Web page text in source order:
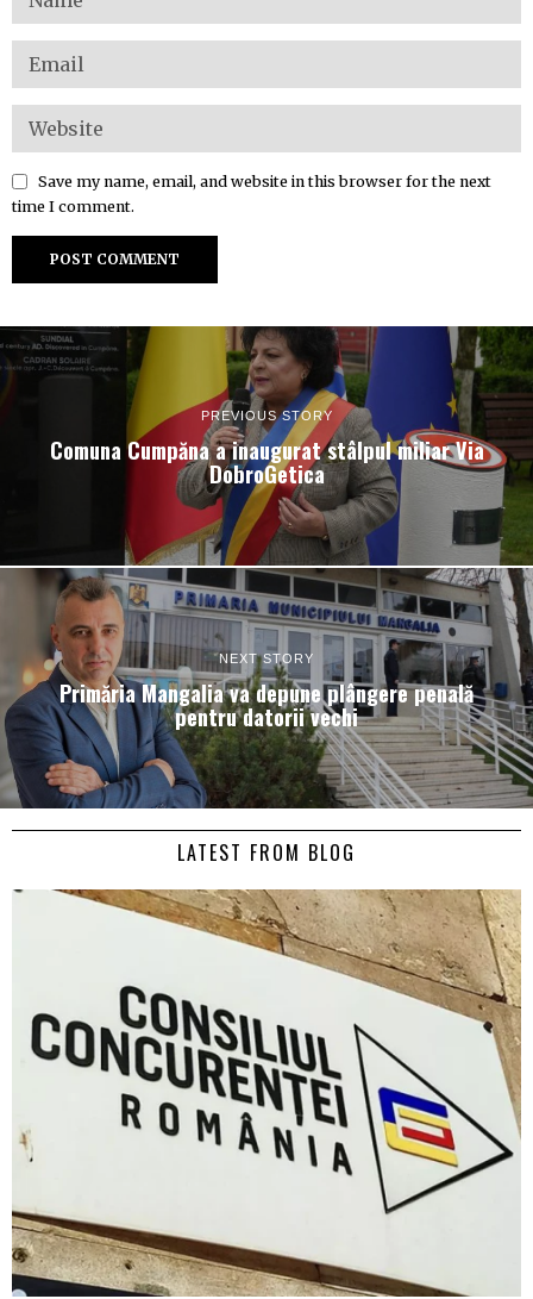
Save my name, email, and website in this browser for the next
time I comment.
PREVIOUS STORY
Comuna Cumpăna a inaugurat stâlpul miliar Via
DobroGetica
NEXT STORY
Primăria Mangalia va depune plângere penală
pentru datorii vechi
LATEST FROM BLOG